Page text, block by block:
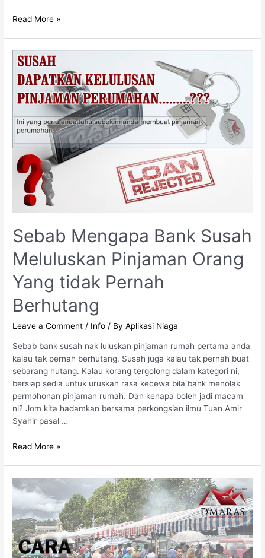
Read More »
Sebab Mengapa Bank Susah
Meluluskan Pinjaman Orang
Yang tidak Pernah
Berhutang
Leave a Comment / Info / ByAplikasi Niaga
Sebab bank susah nak luluskan pinjaman rumah pertama anda
kalau tak pernah berhutang. Susah juga kalau tak pernah buat
sebarang hutang. Kalau korang tergolong dalam kategori ni,
bersiap sedia untuk uruskan rasa kecewa bila bank menolak
permohonan pinjaman rumah. Dan kenapa boleh jadi macam
ni? Jom kita hadamkan bersama perkongsian ilmu Tuan Amir
Syahir pasal …
Read More »